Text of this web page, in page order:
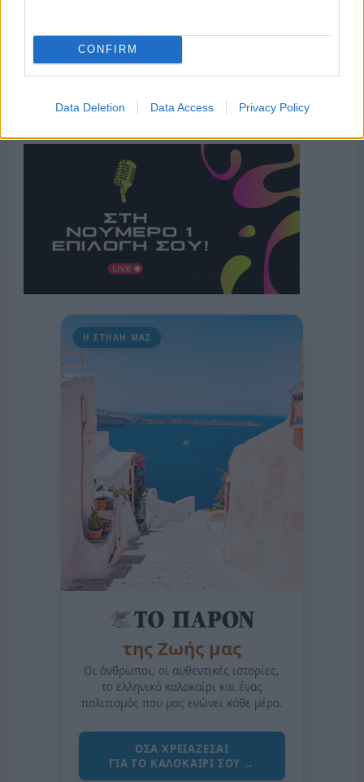
CONFIRM
Data Deletion Data Access Privacy Policy
Η ΣΤΗΛΗ ΜΑΣ
της Ζωής μας
Οι άνθρωποι, οι αυθεντικές ιστορίες,
το ελληνικό καλοκαίρι και ένας
πολιτισμός που μας ενώνει κάθε μέρα.
ΟΣΑ ΧΡΕΙΑΖΕΣΑΙ
ΓΙΑ ΤΟ ΚΑΛΟΚΑΙΡΙ ΣΟΥ →